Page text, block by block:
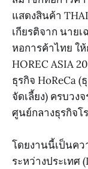
แสดงสินค้า
เกียรติจาก นาย
หอการค้าไทย ใ
HOREC ASIA
ธุรกิจ HoReCa
จัดเลี้ยง) ครบว
ศูนย์กลางธุรกิจโ
โดยงานนี้เป็นคว
ระหว่างประเทศ